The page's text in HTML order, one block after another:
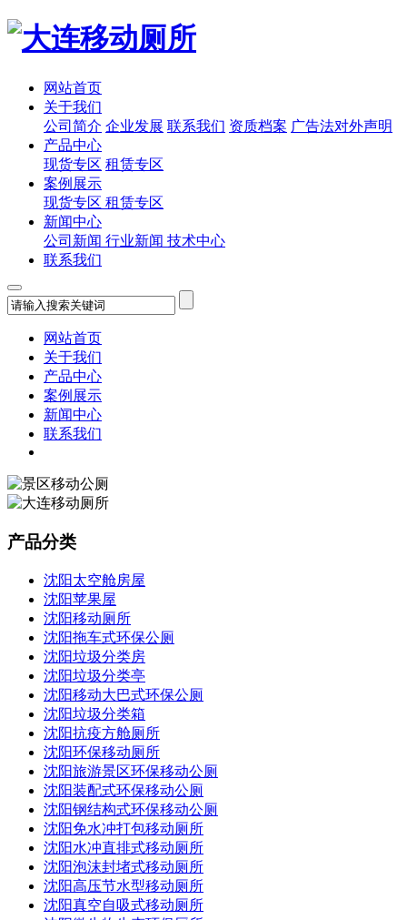
网站首页
关于我们
公司简介 企业发展 联系我们 资质档案 广告法对外声明
产品中心
现货专区 租赁专区
案例展示
现货专区 租赁专区
新闻中心
公司新闻 行业新闻 技术中心
联系我们
网站首页
关于我们
产品中心
案例展示
新闻中心
联系我们
产品分类
沈阳太空舱房屋
沈阳苹果屋
沈阳移动厕所
沈阳拖车式环保公厕
沈阳垃圾分类房
沈阳垃圾分类亭
沈阳移动大巴式环保公厕
沈阳垃圾分类箱
沈阳抗疫方舱厕所
沈阳环保移动厕所
沈阳旅游景区环保移动公厕
沈阳装配式环保移动公厕
沈阳钢结构式环保移动公厕
沈阳免水冲打包移动厕所
沈阳水冲直排式移动厕所
沈阳泡沫封堵式移动厕所
沈阳高压节水型移动厕所
沈阳真空自吸式移动厕所